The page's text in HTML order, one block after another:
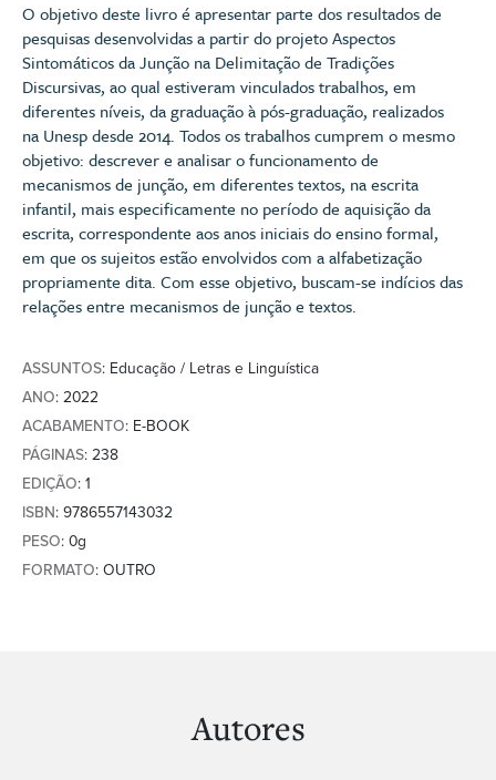
O objetivo deste livro é apresentar parte dos resultados de
pesquisas desenvolvidas a partir do projeto Aspectos
Sintomáticos da Junção na Delimitação de Tradições
Discursivas, ao qual estiveram vinculados trabalhos, em
diferentes níveis, da graduação à pós-graduação, realizados
na Unesp desde 2014. Todos os trabalhos cumprem o mesmo
objetivo: descrever e analisar o funcionamento de
mecanismos de junção, em diferentes textos, na escrita
infantil, mais especificamente no período de aquisição da
escrita, correspondente aos anos iniciais do ensino formal,
em que os sujeitos estão envolvidos com a alfabetização
propriamente dita. Com esse objetivo, buscam-se indícios das
relações entre mecanismos de junção e textos.
ASSUNTOS: Educação / Letras e Linguística
ANO: 2022
ACABAMENTO: E-BOOK
PÁGINAS: 238
EDIÇÃO: 1
ISBN: 9786557143032
PESO: 0g
FORMATO: OUTRO
Autores